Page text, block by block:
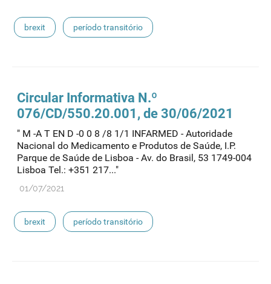
brexit período transitório
Circular Informativa N.º
076/CD/550.20.001, de 30/06/2021
" M -A T EN D -0 0 8 /8 1/1 INFARMED - Autoridade
Nacional do Medicamento e Produtos de Saúde, I.P.
Parque de Saúde de Lisboa - Av. do Brasil, 53 1749-004
Lisboa Tel.: +351 217..."
01/07/2021
brexit período transitório